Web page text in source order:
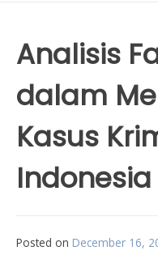
Analisis
dalam
Kasus
Indonesia
Posted on December 16,